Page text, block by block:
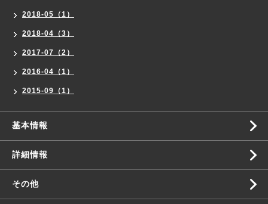
2018-05（1）
2018-04（3）
2017-07（2）
2016-04（1）
2015-09（1）
基本情報
詳細情報
その他